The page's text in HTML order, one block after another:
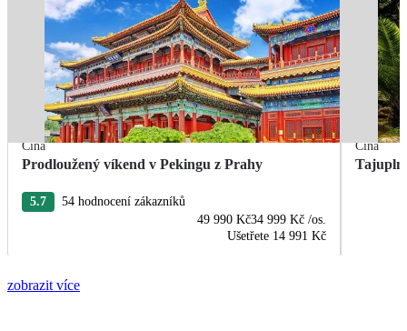
Čína
Prodloužený víkend v Pekingu z Prahy
5.7
54 hodnocení zákazníků
49 990 Kč34 999 Kč /os.
Ušetřete 14 991 Kč
Čína
zobrazit více